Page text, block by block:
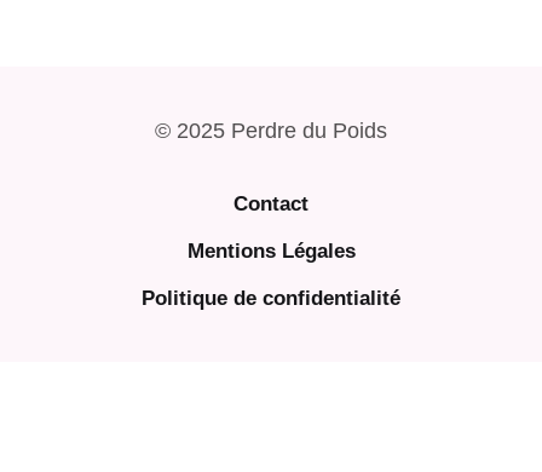
© 2025 Perdre du Poids
Contact
Mentions Légales
Politique de confidentialité